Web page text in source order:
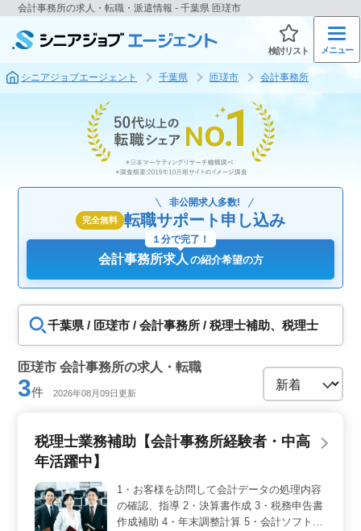
会計事務所の求人・転職・派遣情報 - 千葉県 匝瑳市
検討リスト メニュー
シニアジョブエージェント 千葉県 匝瑳市 会計事務所
完全無料
非公開求人多数!
転職サポート申し込み
会計事務所求人 の紹介希望の方
１分で完了！
千葉県 / 匝瑳市 / 会計事務所 / 税理士補助、税理士
匝瑳市 会計事務所の求人・転職
3件 2026年08月09日更新
税理士業務補助【会計事務所経験者・中高
年活躍中】
1・お客様を訪問して会計データの処理内容
の確認、指導 2・決算書作成 3・税務申告書
作成補助 4・年末調整計算 5・会計ソフト入